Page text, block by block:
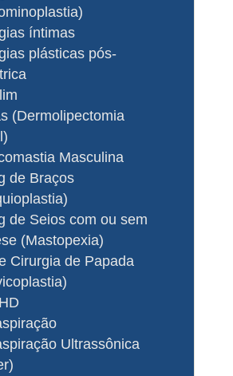
íntimas
plásticas pós-
(Dermolipectomia
Masculina
de Braços
de Seios com ou sem
(Mastopexia)
Cirurgia de Papada
Ultrassônica